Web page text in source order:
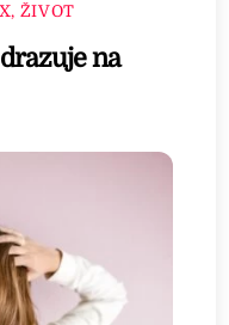
ŽIVOT
na